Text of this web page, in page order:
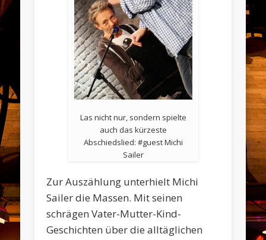
Las nicht nur, sondern spielte
auch das kürzeste
Abschiedslied: #guest Michi
Sailer
Zur Auszählung unterhielt Michi
Sailer die Massen. Mit seinen
schrägen Vater-Mutter-Kind-
Geschichten über die alltäglichen